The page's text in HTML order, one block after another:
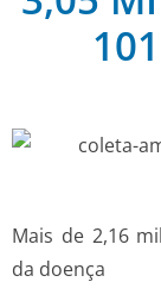
Mais de 2,16
da doença